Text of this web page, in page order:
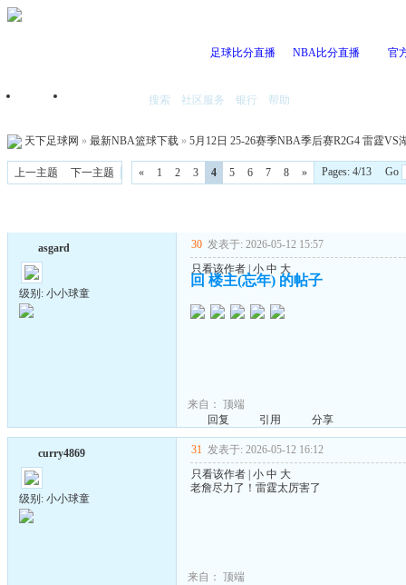
足球比分直播 NBA比分直播 官
首页 搜索 社区服务 银行 帮助
天下足球网 » 最新NBA篮球下载 » 5月12日 25-26赛季NBA季后赛R2G4 雷霆VS
上一主题 下一主题 « 1 2 3 4 5 6 7 8 » Pages: 4/13 Go
asgard
级别: 小小球童
30 发表于: 2026-05-12 15:57
只看该作者| 小 中 大
回 楼主(忘年) 的帖子
来自： 顶端
回复
引用 分享
curry4869
级别: 小小球童
31 发表于: 2026-05-12 16:12
只看该作者 小 中 大
老詹尽力了！雷霆太厉害了
来自： 顶端